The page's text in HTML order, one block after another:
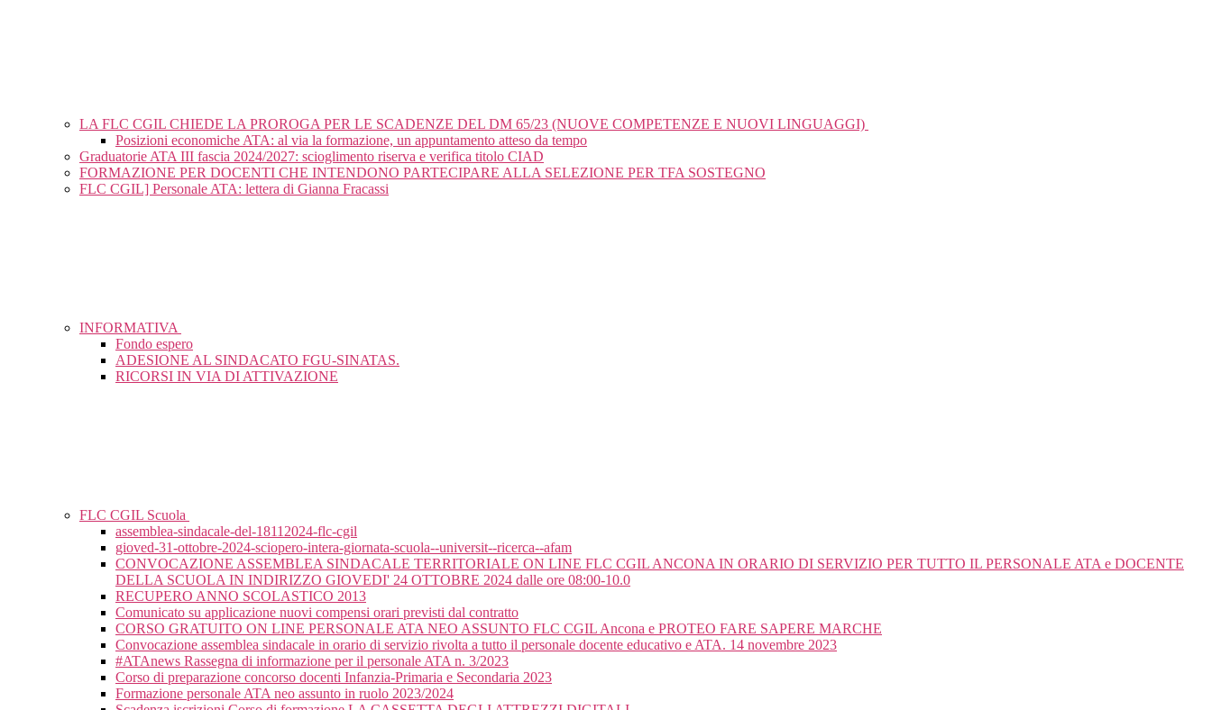
LA FLC CGIL CHIEDE LA PROROGA PER LE SCADENZE DEL DM 65/23 (NUOVE COMPETENZE E NUOVI LINGUAGGI)
Posizioni economiche ATA: al via la formazione, un appuntamento atteso da tempo
Graduatorie ATA III fascia 2024/2027: scioglimento riserva e verifica titolo CIAD
FORMAZIONE PER DOCENTI CHE INTENDONO PARTECIPARE ALLA SELEZIONE PER TFA SOSTEGNO
FLC CGIL] Personale ATA: lettera di Gianna Fracassi
INFORMATIVA
Fondo espero
ADESIONE AL SINDACATO FGU-SINATAS.
RICORSI IN VIA DI ATTIVAZIONE
FLC CGIL Scuola
assemblea-sindacale-del-18112024-flc-cgil
gioved-31-ottobre-2024-sciopero-intera-giornata-scuola--universit--ricerca--afam
CONVOCAZIONE ASSEMBLEA SINDACALE TERRITORIALE ON LINE FLC CGIL ANCONA IN ORARIO DI SERVIZIO PER TUTTO IL PERSONALE ATA e DOCENTE
DELLA SCUOLA IN INDIRIZZO GIOVEDI' 24 OTTOBRE 2024 dalle ore 08:00-10.0
RECUPERO ANNO SCOLASTICO 2013
Comunicato su applicazione nuovi compensi orari previsti dal contratto
CORSO GRATUITO ON LINE PERSONALE ATA NEO ASSUNTO FLC CGIL Ancona e PROTEO FARE SAPERE MARCHE
Convocazione assemblea sindacale in orario di servizio rivolta a tutto il personale docente educativo e ATA. 14 novembre 2023
#ATAnews Rassegna di informazione per il personale ATA n. 3/2023
Corso di preparazione concorso docenti Infanzia-Primaria e Secondaria 2023
Formazione personale ATA neo assunto in ruolo 2023/2024